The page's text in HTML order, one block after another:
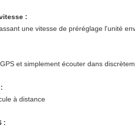
:
une vitesse de préréglage l'unité
et simplement écouter dans
à distance
: